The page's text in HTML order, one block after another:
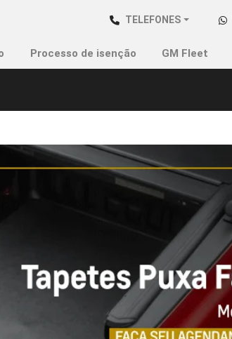
TELEFONES
Processo de isenção GM Fleet